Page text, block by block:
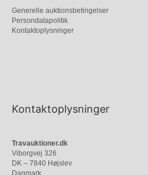
Generelle auktionsbetingelser
Persondatapolitik
Kontaktoplysninger
Kontaktoplysninger
Travauktioner.dk
Viborgvej 326
DK – 7840 Højslev